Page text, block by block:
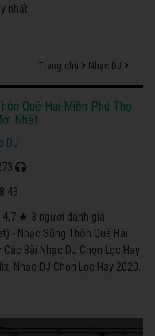
nhất.
Trang chủ Nhạc DJ
Quê Hai Miền Phú Thọ
Nhất
DJ
4,7 ★ 3 người đánh giá
- Nhạc Sống Thôn Quê Hai
Bài Nhạc DJ Chọn Lọc Hay
Nhạc DJ Chọn Lọc Hay 2020.